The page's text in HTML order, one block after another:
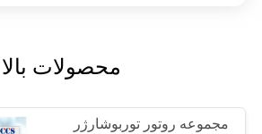
محصولات بالا
مجموعه روتور توربوشارژر